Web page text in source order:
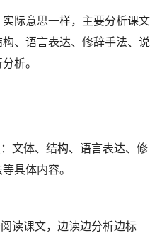
际意思一样，主要分析课文
、语言表达、修辞手法、说
析。
文体、结构、语言表达、修
具体内容。
读课文，边读边分析边标